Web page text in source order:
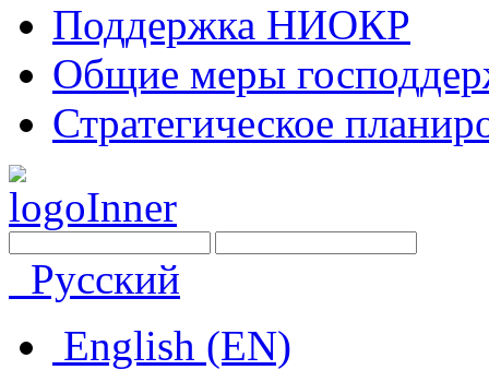
Поддержка НИОКР
Общие меры
Стратегическое
Русский
English (EN)